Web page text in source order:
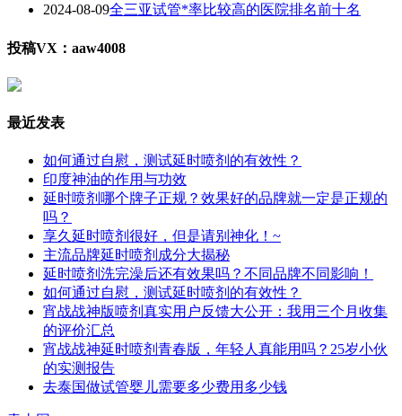
2024-08-09全三亚试管*率比较高的医院排名前十名
投稿VX：aaw4008
最近发表
如何通过自慰，测试延时喷剂的有效性？
印度神油的作用与功效
延时喷剂哪个牌子正规？效果好的品牌就一定是正规的
吗？
享久延时喷剂很好，但是请别神化！~
主流品牌延时喷剂成分大揭秘
延时喷剂洗完澡后还有效果吗？不同品牌不同影响！
如何通过自慰，测试延时喷剂的有效性？
宵战战神版喷剂真实用户反馈大公开：我用三个月收集
的评价汇总
宵战战神延时喷剂青春版，年轻人真能用吗？25岁小伙
的实测报告
去泰国做试管婴儿需要多少费用多少钱